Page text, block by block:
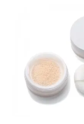
振って混ぜると、美
防止成分を包み込み
ピタッと密着。くず
汗・水・皮脂をはじ
成分がうるおいをキ
でメイクをくずさず
さらに保湿成分配合
続き、エアコンなど